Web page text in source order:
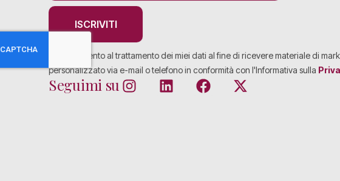
Acconsento al trattamento dei miei dati al fine di ricevere materiale di
personalizzato via e-mail o telefono in conformità con l'Informativa sulla
ISCRIVITI
Seguimi su